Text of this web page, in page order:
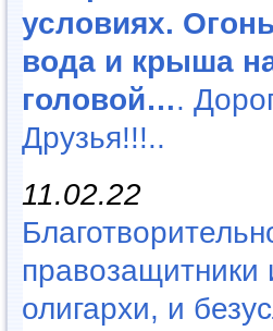
условиях.
вода и крыша
головой….
Друзья!!!..
11.02.22
правозащитники
олигархи, и